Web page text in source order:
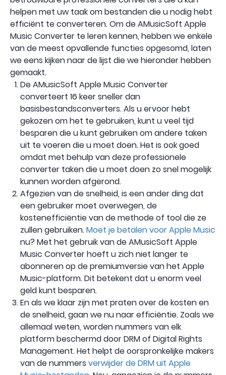
helpen met uw taak om bestanden die u nodig hebt
efficiënt te converteren. Om de AMusicSoft Apple
Music Converter te leren kennen, hebben we enkele
van de meest opvallende functies opgesomd, laten
we eens kijken naar de lijst die we hieronder hebben
gemaakt.
De AMusicSoft Apple Music Converter
converteert 16 keer sneller dan
basisbestandsconverters. Als u ervoor hebt
gekozen om het te gebruiken, kunt u veel tijd
besparen die u kunt gebruiken om andere taken
uit te voeren die u moet doen. Het is ook goed
omdat met behulp van deze professionele
converter taken die u moet doen zo snel mogelijk
kunnen worden afgerond.
Afgezien van de snelheid, is een ander ding dat
een gebruiker moet overwegen, de
kostenefficiëntie van de methode of tool die ze
zullen gebruiken.Moet je betalen voor Apple Music
nu? Met het gebruik van de AMusicSoft Apple
Music Converter hoeft u zich niet langer te
abonneren op de premiumversie van het Apple
Music-platform. Dit betekent dat u enorm veel
geld kunt besparen.
En als we klaar zijn met praten over de kosten en
de snelheid, gaan we nu naar efficiëntie. Zoals we
allemaal weten, worden nummers van elk
platform beschermd door DRM of Digital Rights
Management. Het helpt de oorspronkelijke makers
van de nummers verwijder de DRM uit Apple